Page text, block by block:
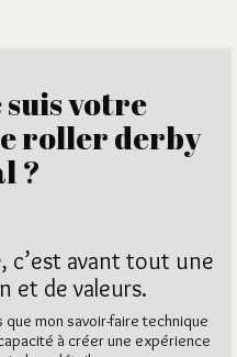
votre
roller derby
?
c’est avant tout une
et de valeurs.
mon savoir-faire technique
à créer une expérience